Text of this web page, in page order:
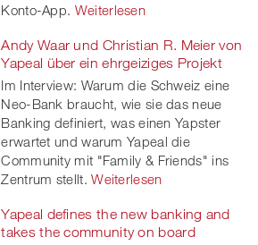
Konto-App. Weiterlesen
Andy Waar und Christian R. Meier von
Yapeal über ein ehrgeiziges Projekt
Im Interview: Warum die Schweiz eine
Neo-Bank braucht, wie sie das neue
Banking definiert, was einen Yapster
erwartet und warum Yapeal die
Community mit "Family & Friends" ins
Zentrum stellt. Weiterlesen
Yapeal defines the new banking and
takes the community on board